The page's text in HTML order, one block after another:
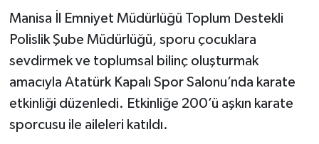
Manisa İl Emniyet Müdürlüğü Toplum Destekli
Polislik Şube Müdürlüğü, sporu çocuklara
sevdirmek ve toplumsal bilinç oluşturmak
amacıyla Atatürk Kapalı Spor Salonu’nda karate
etkinliği düzenledi. Etkinliğe 200’ü aşkın karate
sporcusu ile aileleri katıldı.